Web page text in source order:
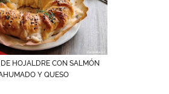
HOJALDRE CON SALMÓN
Y QUESO